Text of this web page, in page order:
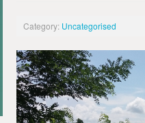
Category: Uncategorised